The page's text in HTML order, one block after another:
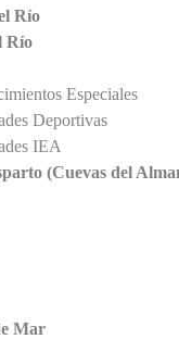
Río
Río
Especiales
Deportivas
IEA
(Cuevas del
Mar